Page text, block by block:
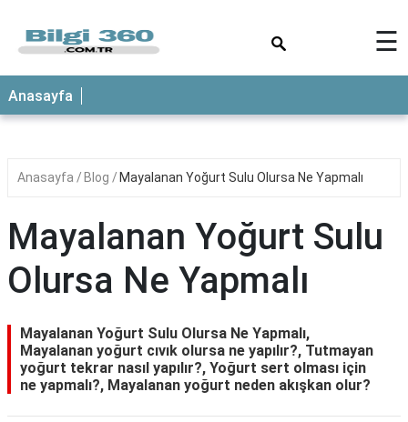
ANASAYFA
☰
Anasayfa
Anasayfa Blog Mayalanan Yoğurt Sulu Olursa Ne Yapmalı
Mayalanan Yoğurt Sulu
Olursa Ne Yapmalı
Mayalanan Yoğurt Sulu Olursa Ne Yapmalı,
Mayalanan yoğurt cıvık olursa ne yapılır?, Tutmayan
yoğurt tekrar nasıl yapılır?, Yoğurt sert olması için
ne yapmalı?, Mayalanan yoğurt neden akışkan olur?